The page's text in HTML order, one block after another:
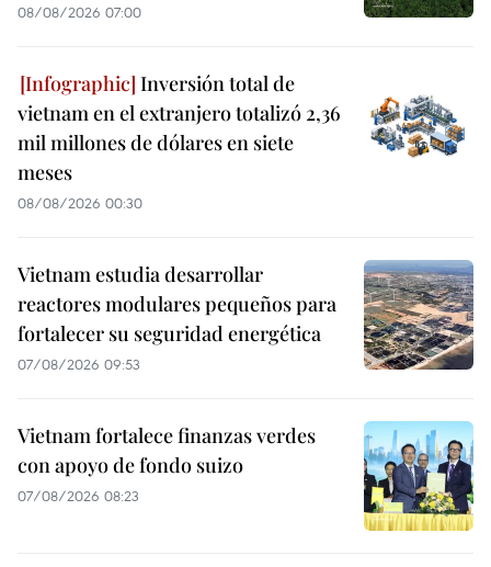
08/08/2026 07:00
Inversión total de
vietnam en el extranjero totalizó 2,36
mil millones de dólares en siete
meses
08/08/2026 00:30
Vietnam estudia desarrollar
reactores modulares pequeños para
fortalecer su seguridad energética
07/08/2026 09:53
Vietnam fortalece finanzas verdes
con apoyo de fondo suizo
07/08/2026 08:23